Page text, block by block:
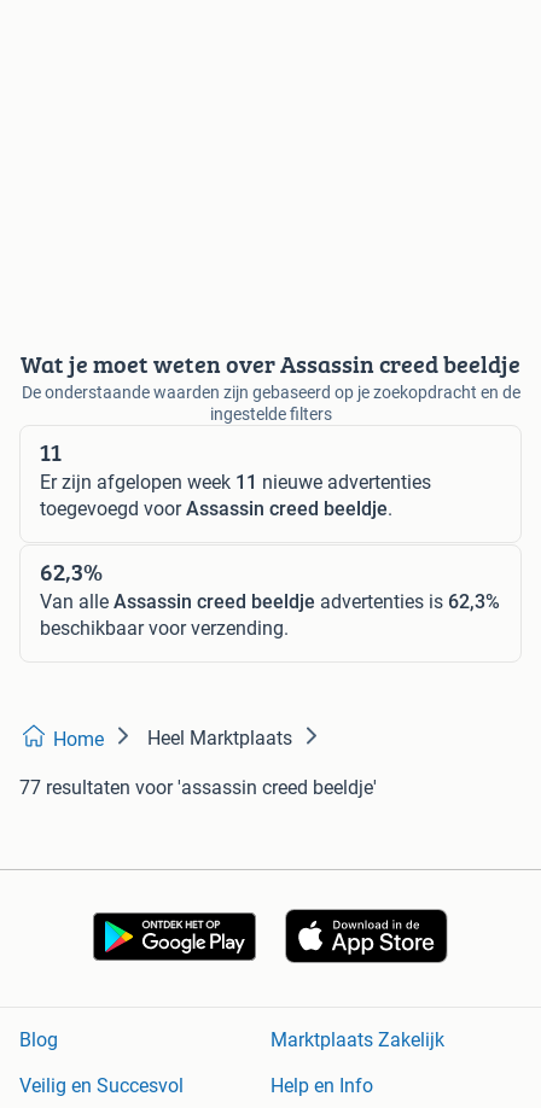
Wat je moet weten over Assassin creed beeldje
De onderstaande waarden zijn gebaseerd op je zoekopdracht en de
ingestelde filters
11
Er zijn afgelopen week 11 nieuwe advertenties
toegevoegd voorAssassin creed beeldje.
62,3%
Van alle Assassin creed beeldje advertenties is 62,3%
beschikbaar voor verzending.
Home Heel Marktplaats
77 resultaten voor 'assassin creed beeldje'
Blog
Marktplaats Zakelijk
Veilig en Succesvol
Help en Info